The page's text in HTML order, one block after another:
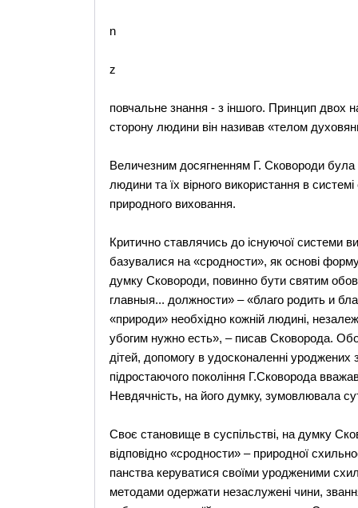
n
z
повчальне знання - з іншого. Принцип двох
сторону людини він називав «телом
Величезним досягненням Г. Сковороди була
людини та їх вірного використання в
природного виховання.
Критично ставлячись до існуючої системи
базувалися на «сродности», як основі
думку Сковороди, повинно бути святим
главныя... должности» – «благо родить и
«природи» необхідно кожній людині,
убогим нужно есть», – писав Сковорода.
дітей, допомогу в удосконаленні
підростаючого покоління Г.Сковорода
Невдячність, на його думку, зумовлювала
Своє становище в суспільстві, на думку
відповідно «сродности» – природної
панства керуватися своїми уродженими
методами одержати незаслужені чини,